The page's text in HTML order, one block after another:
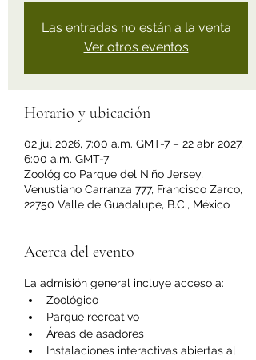
Las entradas no están a la venta
Ver otros eventos
Horario y ubicación
02 jul 2026, 7:00 a.m. GMT-7 – 22 abr 2027,
6:00 a.m. GMT-7
Zoológico Parque del Niño Jersey,
Venustiano Carranza 777, Francisco Zarco,
22750 Valle de Guadalupe, B.C., México
Acerca del evento
La admisión general incluye acceso a:
Zoológico
Parque recreativo
Áreas de asadores
Instalaciones interactivas abiertas al